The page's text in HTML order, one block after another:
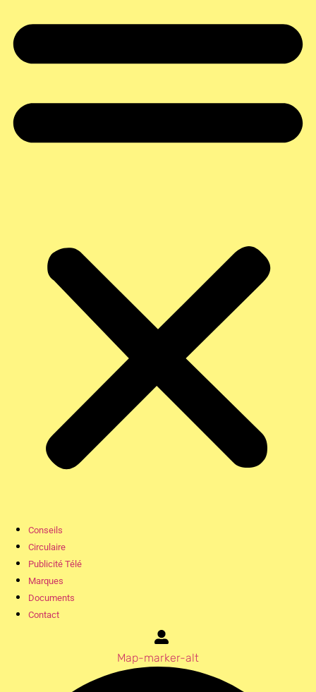
Conseils
Circulaire
Publicité Télé
Marques
Documents
Contact
Map-marker-alt